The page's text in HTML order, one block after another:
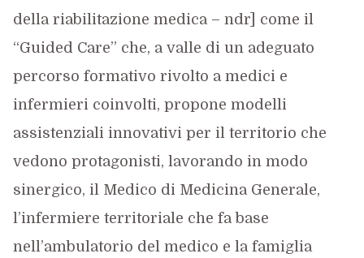
della riabilitazione medica – ndr] come il
“Guided Care” che, a valle di un adeguato
percorso formativo rivolto a medici e
infermieri coinvolti, propone modelli
assistenziali innovativi per il territorio che
vedono protagonisti, lavorando in modo
sinergico, il Medico di Medicina Generale,
l’infermiere territoriale che fa base
nell’ambulatorio del medico e la famiglia